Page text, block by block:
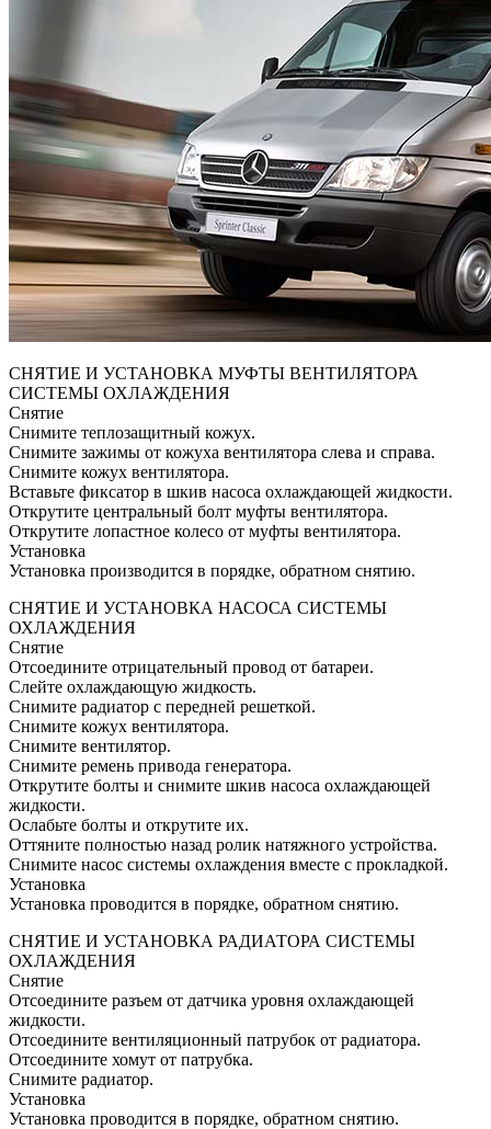
СНЯТИЕ И УСТАНОВКА МУФТЫ ВЕНТИЛЯТОРА
СИСТЕМЫ ОХЛАЖДЕНИЯ
Снятие
Снимите теплозащитный кожух.
Снимите зажимы от кожуха вентилятора слева и справа.
Снимите кожух вентилятора.
Вставьте фиксатор в шкив насоса охлаждающей жидкости.
Открутите центральный болт муфты вентилятора.
Открутите лопастное колесо от муфты вентилятора.
Установка
Установка производится в порядке, обратном снятию.
СНЯТИЕ И УСТАНОВКА НАСОСА СИСТЕМЫ
ОХЛАЖДЕНИЯ
Снятие
Отсоедините отрицательный провод от батареи.
Слейте охлаждающую жидкость.
Снимите радиатор с передней решеткой.
Снимите кожух вентилятора.
Снимите вентилятор.
Снимите ремень привода генератора.
Открутите болты и снимите шкив насоса охлаждающей
жидкости.
Ослабьте болты и открутите их.
Оттяните полностью назад ролик натяжного устройства.
Снимите насос системы охлаждения вместе с прокладкой.
Установка
Установка проводится в порядке, обратном снятию.
СНЯТИЕ И УСТАНОВКА РАДИАТОРА СИСТЕМЫ
ОХЛАЖДЕНИЯ
Снятие
Отсоедините разъем от датчика уровня охлаждающей
жидкости.
Отсоедините вентиляционный патрубок от радиатора.
Отсоедините хомут от патрубка.
Снимите радиатор.
Установка
Установка проводится в порядке, обратном снятию.